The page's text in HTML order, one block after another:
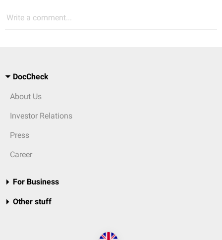
Write a comment...
DocCheck
About Us
Investor Relations
Press
Career
For Business
Other stuff